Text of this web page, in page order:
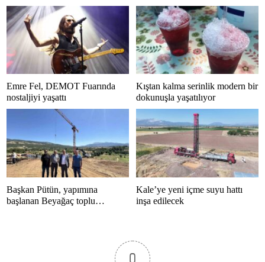
Emre Fel, DEMOT Fuarında
nostaljiyi yaşattı
Kıştan kalma serinlik modern bir
dokunuşla yaşatılıyor
Başkan Pütün, yapımına
başlanan Beyağaç toplu
Kale’ye yeni içme suyu hattı
inşa edilecek